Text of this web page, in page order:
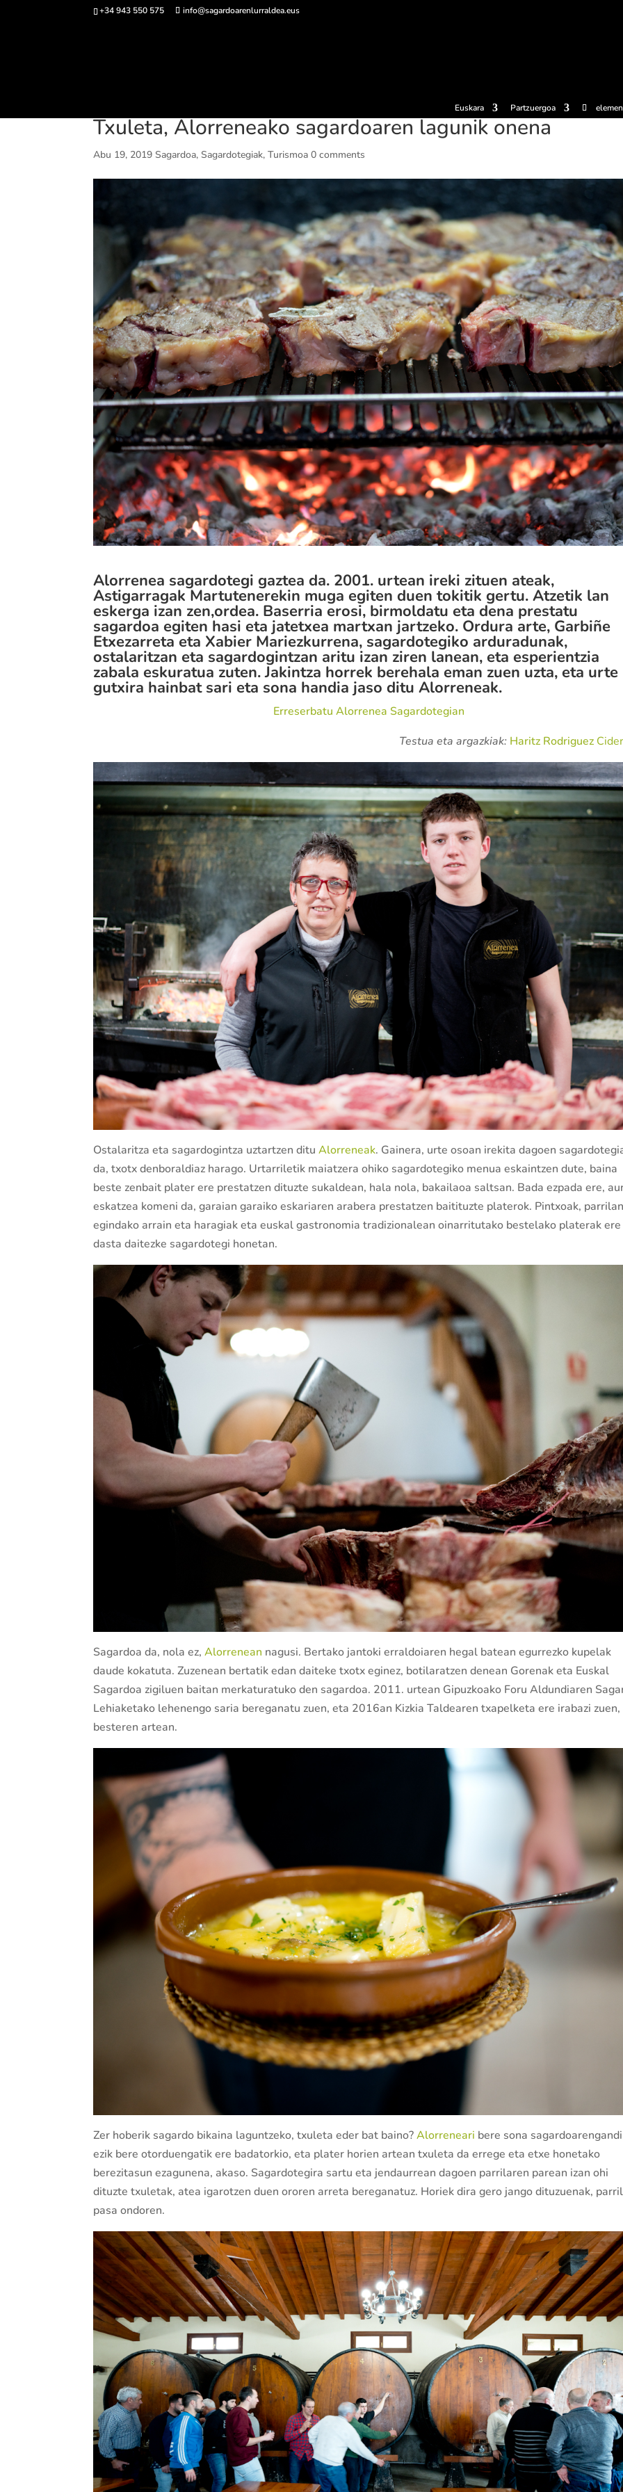
+34 943 550 575 info@sagardoarenlurraldea.eus
Euskara Partzuergoa
Txuleta, Alorreneako sagardoaren lagunik onena
Abu 19, 2019 Sagardoa,Sagardotegiak,Turismoa 0 comments
Alorrenea sagardotegi gaztea da. 2001. urtean ireki zituen ateak,
Astigarragak Martutenerekin muga egiten duen tokitik gertu. Atzetik lan
eskerga izan zen,ordea. Baserria erosi, birmoldatu eta dena prestatu
sagardoa egiten hasi eta jatetxea martxan jartzeko. Ordura arte, Garbiñe
Etxezarreta eta Xabier Mariezkurrena, sagardotegiko arduradunak,
ostalaritzan eta sagardogintzan aritu izan ziren lanean, eta esperientzia
zabala eskuratua zuten. Jakintza horrek berehala eman zuen uzta, eta urte
gutxira hainbat sari eta sona handia jaso ditu Alorreneak.
Erreserbatu Alorrenea Sagardotegian
Testua eta argazkiak: Haritz Rodriguez
Ostalaritza eta sagardogintza uztartzen dituAlorreneak. Gainera, urte osoan irekita dagoen
da, txotx denboraldiaz harago. Urtarriletik maiatzera ohiko sagardotegiko menua eskaintzen dute, baina
beste zenbait plater ere prestatzen dituzte sukaldean, hala nola, bakailaoa saltsan. Bada ezpada ere,
eskatzea komeni da, garaian garaiko eskariaren arabera prestatzen baitituzte platerok. Pintxoak,
egindako arrain eta haragiak eta euskal gastronomia tradizionalean oinarritutako bestelako platerak ere
dasta daitezke sagardotegi honetan.
Sagardoa da, nola ez,Alorrenean nagusi. Bertako jantoki erraldoiaren hegal batean egurrezko kupelak
daude kokatuta. Zuzenean bertatik edan daiteke txotx eginez, botilaratzen denean Gorenak eta Euskal
Sagardoa zigiluen baitan merkaturatuko den sagardoa. 2011. urtean Gipuzkoako Foru Aldundiaren
Lehiaketako lehenengo saria bereganatu zuen, eta 2016an Kizkia Taldearen txapelketa ere irabazi zuen,
besteren artean.
Zer hoberik sagardo bikaina laguntzeko, txuleta eder bat baino?Alorreneari bere sona
ezik bere otorduengatik ere badatorkio, eta plater horien artean txuleta da errege eta etxe honetako
berezitasun ezagunena, akaso. Sagardotegira sartu eta jendaurrean dagoen parrilaren parean izan ohi
dituzte txuletak, atea igarotzen duen ororen arreta bereganatuz. Horiek dira gero jango dituzuenak,
pasa ondoren.